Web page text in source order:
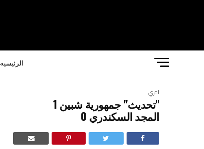
الرئيسيه
اخري
"تحديث" جمهورية شبين 1
المجد السكندري 0